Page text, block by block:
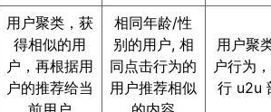
用户聚类，获
得相似的用
户，再根据用
户的推荐给当
相同年龄/性
别的用户, 相
同点击行为的
用户推荐相似
用户聚
户行为
行 u2u